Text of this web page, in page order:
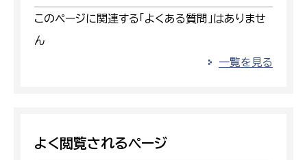
このページに関連する「よくある質問」はありませ
ん
一覧を見る
よく閲覧されるページ